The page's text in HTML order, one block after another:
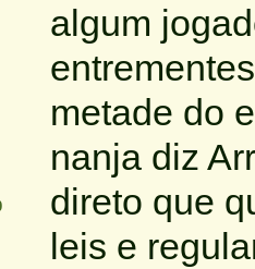
algum
metade do
nanja diz
direto que
leis e